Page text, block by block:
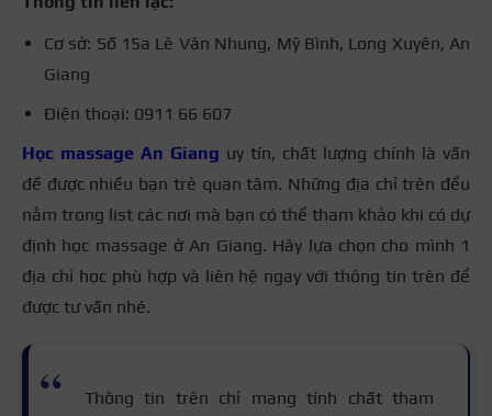
Cơ sở: Số 15a Lê Văn Nhung, Mỹ Bình, Long Xuyên, An
Giang
Điện thoại: 0911 66 607
Học massage An Giang uy tín, chất lượng chính là vấn
đề được nhiều bạn trẻ quan tâm. Những địa chỉ trên đểu
nằm trong list các nơi mà bạn có thể tham khảo khi có dự
định học massage ở An Giang. Hãy lựa chọn cho mình 1
địa chỉ học phù hợp và liên hệ ngay với thông tin trên để
được tư vấn nhé.
Thông tin trên chỉ mang tính chất tham